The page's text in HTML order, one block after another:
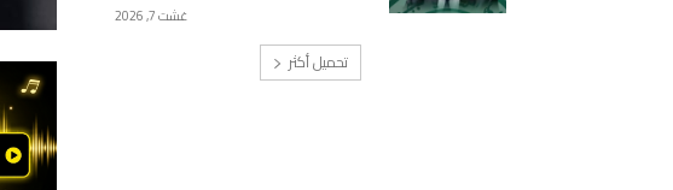
غشت 7, 2026
تحميل أكثر